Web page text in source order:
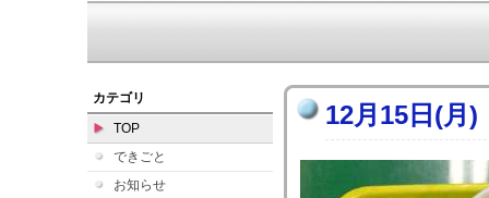
カテゴリ
TOP
できごと
お知らせ
12月15日(月)